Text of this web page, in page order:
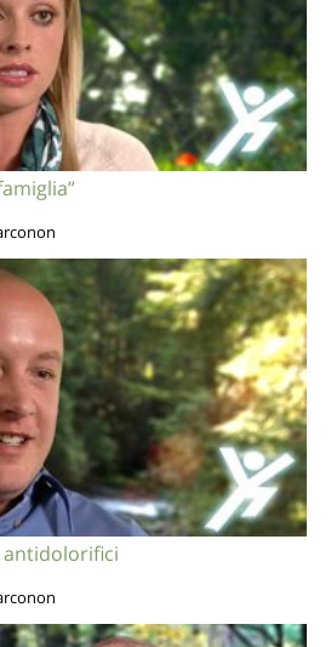
antidolorifici